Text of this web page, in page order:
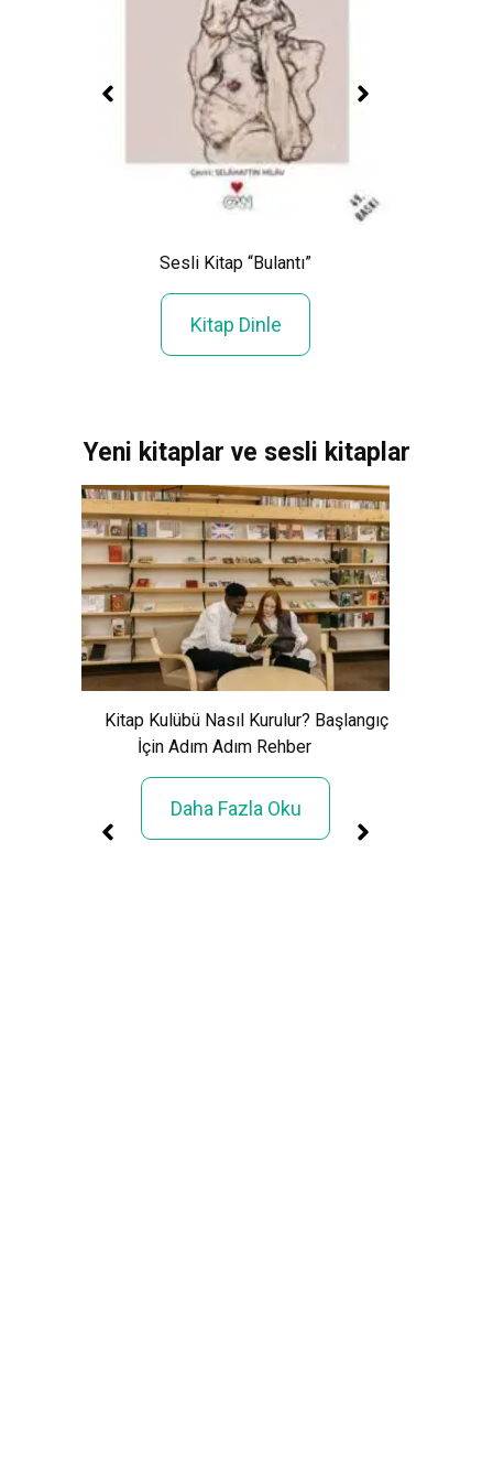
Sesli Kitap “Bulantı”
Kitap Dinle
Yeni kitaplar ve sesli kitaplar
Kitap Kulübü Nasıl Kurulur? Başlangıç
İçin Adım Adım Rehber
Daha Fazla Oku